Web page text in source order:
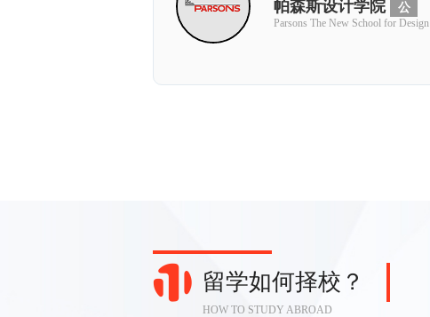
帕森斯设计学院 公
Parsons The New School for Design
留学如何择校？
HOW TO STUDY ABROAD